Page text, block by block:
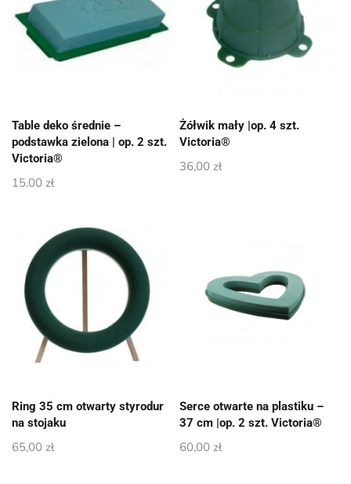
Table deko średnie –
podstawka zielona | op. 2 szt.
Victoria®
15,00 zł
Żółwik mały |op. 4 szt.
Victoria®
36,00 zł
Ring 35 cm otwarty styrodur
na stojaku
65,00 zł
Serce otwarte na plastiku –
37 cm |op. 2 szt. Victoria®
60,00 zł